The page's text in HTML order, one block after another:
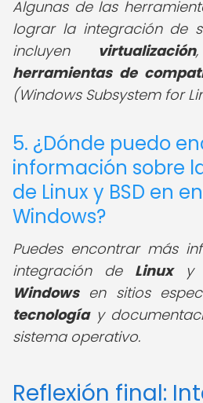
Algunas de las
lograr la integración de
incluyen virtualización
herramientas de
(Windows Subsystem for
5. ¿Dónde puedo
información sobre
de Linux y BSD en
Windows?
Puedes encontrar más
integración de Linuxy
Windowsen sitios
tecnologíay
sistema operativo.
Reflexión final: